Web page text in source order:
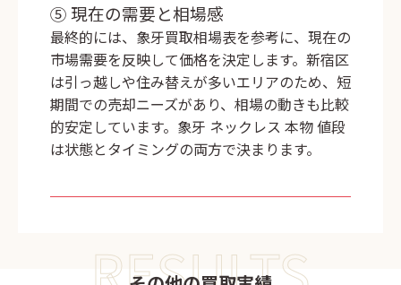
⑤ 現在の需要と相場感
最終的には、象牙買取相場表を参考に、現在の
市場需要を反映して価格を決定します。新宿区
は引っ越しや住み替えが多いエリアのため、短
期間での売却ニーズがあり、相場の動きも比較
的安定しています。象牙 ネックレス 本物 値段
は状態とタイミングの両方で決まります。